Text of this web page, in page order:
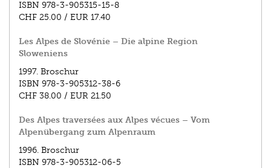
ISBN 978-3-905315-15-8
CHF 25.00 / EUR 17.40
Les Alpes de Slovénie – Die alpine Region
Sloweniens
1997. Broschur
ISBN 978-3-905312-38-6
CHF 38.00 / EUR 21.50
Des Alpes traversées aux Alpes vécues – Vom
Alpenübergang zum Alpenraum
1996. Broschur
ISBN 978-3-905312-06-5